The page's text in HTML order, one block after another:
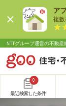
ア
複数
NTTグループ運営の不動
0
最近検索した条件